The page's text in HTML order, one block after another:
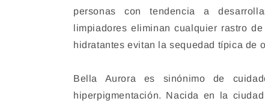
personas con tendencia a
limpiadores eliminan cualquier rastro
hidratantes evitan la sequedad típica de
Bella Aurora es sinónimo de
hiperpigmentación. Nacida en la